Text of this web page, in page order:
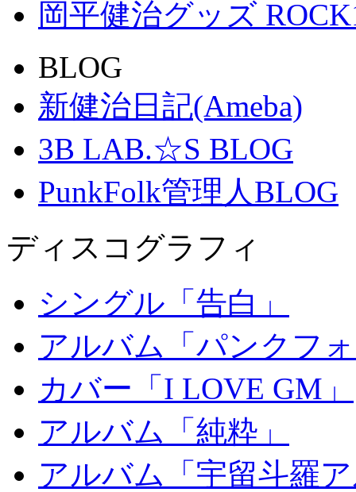
岡平健治グッズ
BLOG
新健治日記(Ameba)
3B LAB.☆S BLOG
PunkFolk管理人BLOG
ディスコグラフィ
シングル「告白」
アルバム「パンクフ
カバー「I LOVE GM」
アルバム「純粋」
アルバム「宇留斗羅